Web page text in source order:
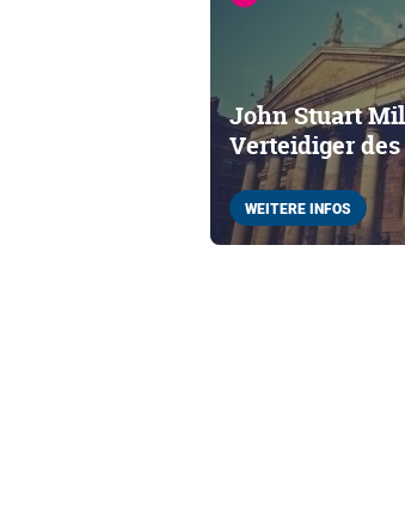
John Stuart
Verteidiger
WEITERE INFOS